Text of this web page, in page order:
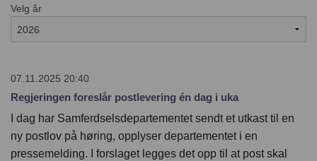
Juss
Etikk
Innsyn
Nyhetsarkiv
Bli medlem
Velg år
07.11.2025 20:40
Regjeringen foreslår postlevering én dag i uka
I dag har Samferdselsdepartementet sendt et utkast til en
ny postlov på høring, opplyser departementet i en
pressemelding. I forslaget legges det opp til at post skal